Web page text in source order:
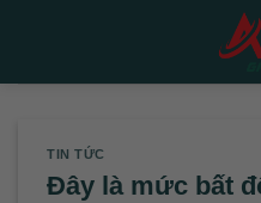
TIN TỨC
Đây là mức bất